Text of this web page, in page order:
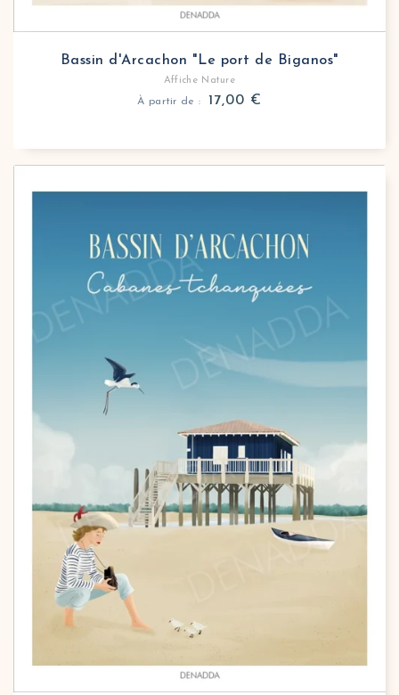
Bassin d'Arcachon "Le port de Biganos"
Affiche Nature
À partir de : 17,00 €